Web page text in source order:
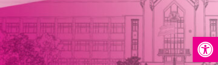
ข่าวสาร
บริการทางการเงิน
อื่นๆ
ติดต่อเรา